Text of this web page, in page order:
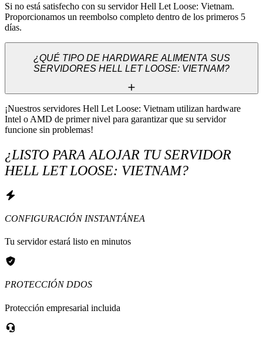
Si no está satisfecho con su servidor Hell Let Loose: Vietnam.
Proporcionamos un reembolso completo dentro de los primeros 5
días.
¿QUÉ TIPO DE HARDWARE ALIMENTA SUS
SERVIDORES HELL LET LOOSE: VIETNAM?
¡Nuestros servidores Hell Let Loose: Vietnam utilizan hardware
Intel o AMD de primer nivel para garantizar que su servidor
funcione sin problemas!
¿LISTO PARA ALOJAR TU SERVIDOR
HELL LET LOOSE: VIETNAM?
CONFIGURACIÓN INSTANTÁNEA
Tu servidor estará listo en minutos
PROTECCIÓN DDOS
Protección empresarial incluida